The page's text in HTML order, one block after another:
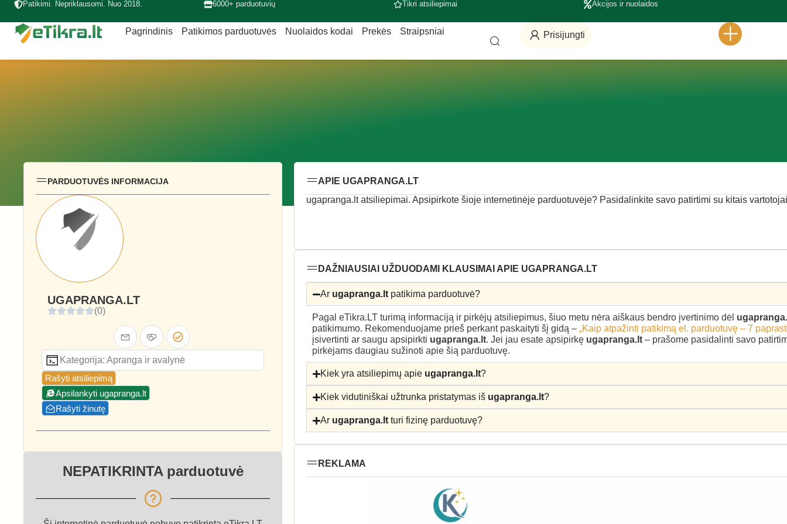
Patikimi. Nepriklausomi. Nuo 2018. 6000+ parduotuvių Tikri atsiliepimai Akcijos ir nuolaidos
Pagrindinis Patikimos parduotuvės Nuolaidos kodai Prekės Straipsniai Prisijungti
PARDUOTUVĖS INFORMACIJA
UGAPRANGA.LT
(0)
Kategorija: Apranga ir avalynė
Rašyti atsiliepimą
Apsilankyti ugapranga.lt
Rašyti žinutę
NEPATIKRINTA parduotuvė
APIE UGAPRANGA.LT
ugapranga.lt atsiliepimai. Apsipirkote šioje internetinėje parduotuvėje? Pasidalinkite savo patirtimi su kitais
DAŽNIAUSIAI UŽDUODAMI KLAUSIMAI APIE UGAPRANGA.LT
Ar ugapranga.lt patikima parduotuvė?
Pagal eTikra.LT turimą informaciją ir pirkėjų atsiliepimus, šiuo metu nėra aiškaus bendro įvertinimo dėl
patikimumo. Rekomenduojame prieš perkant paskaityti šį gidą – „Kaip atpažinti patikimą el. parduotuvę – 7
įsivertinti ar saugu apsipirkti ugapranga.lt. Jei jau esate apsipirkę ugapranga.lt – prašome pasidalinti savo
pirkėjams daugiau sužinoti apie šią parduotuvę.
Kiek yra atsiliepimų apie ugapranga.lt?
Kiek vidutiniškai užtrunka pristatymas iš ugapranga.lt?
Ar ugapranga.lt turi fizinę parduotuvę?
REKLAMA